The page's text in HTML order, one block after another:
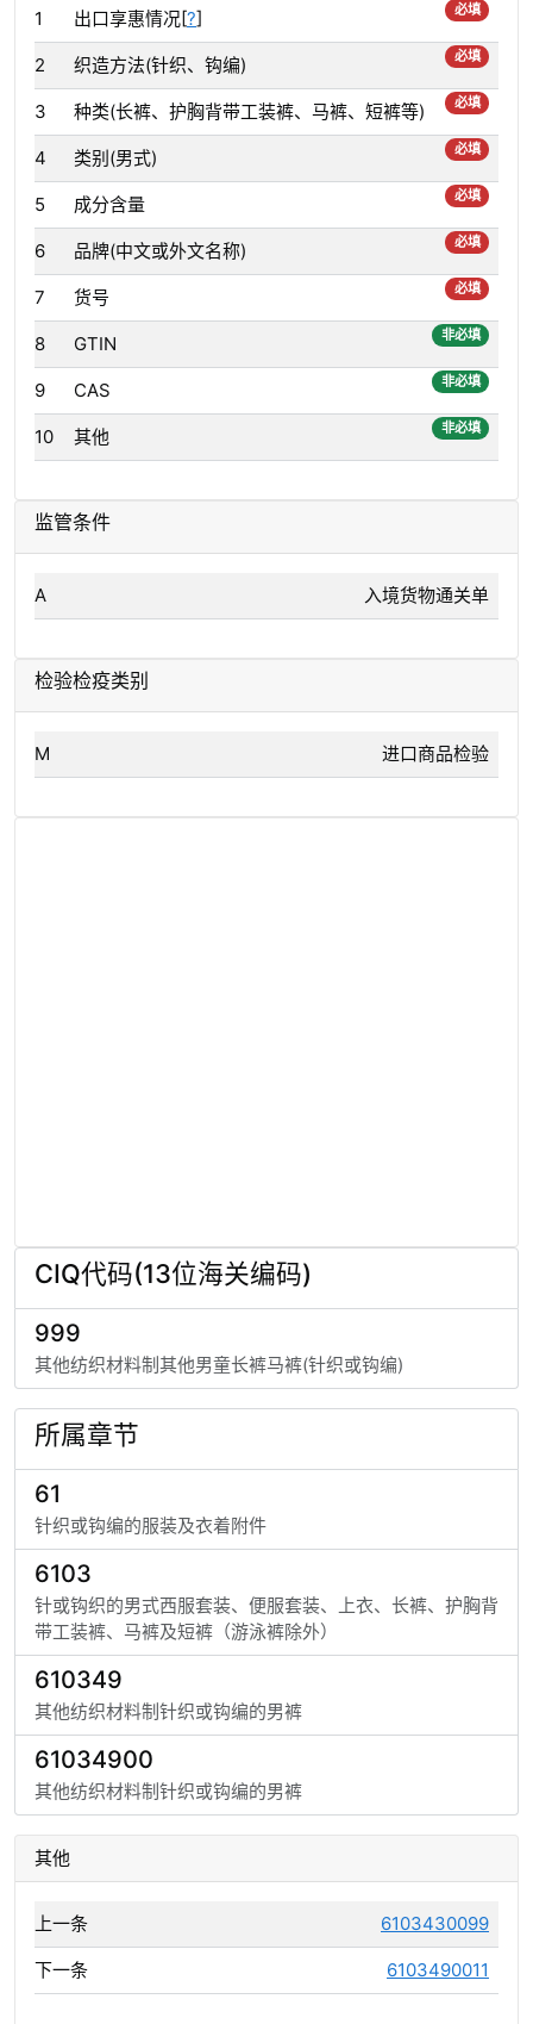
1 出口享惠情况[?] 必填
2 织造方法(针织、钩编) 必填
3 种类(长裤、护胸背带工装裤、马裤、短裤等) 必填
4 类别(男式) 必填
5 成分含量 必填
6 品牌(中文或外文名称) 必填
7 货号 必填
8 GTIN 非必填
9 CAS 非必填
10 其他 非必填
监管条件
A 入境货物通关单
检验检疫类别
M 进口商品检验
CIQ代码(13位海关编码)
999
其他纺织材料制其他男童长裤马裤(针织或钩编)
所属章节
61
针织或钩编的服装及衣着附件
6103
针或钩织的男式西服套装、便服套装、上衣、长裤、护胸背
带工装裤、马裤及短裤（游泳裤除外）
610349
其他纺织材料制针织或钩编的男裤
61034900
其他纺织材料制针织或钩编的男裤
其他
上一条 6103430099
下一条 6103490011